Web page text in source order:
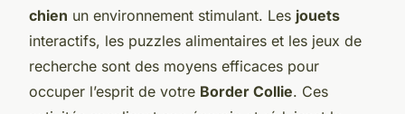
chien un environnement stimulant. Les jouets
interactifs, les puzzles alimentaires et les jeux de
recherche sont des moyens efficaces pour
occuper l’esprit de votre Border Collie. Ces